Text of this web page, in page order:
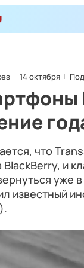
14 октября
что
и
уже
известный